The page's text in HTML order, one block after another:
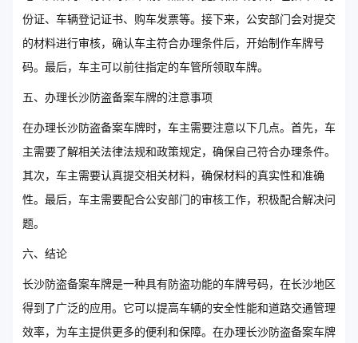
份证、车辆登记证书、购车发票等。接下来，公安部门会对提交
的材料进行审核，确认车主符合办理条件后，开始制作车牌号
码。最后，车主可以前往指定的车管所领取车牌。
五、办理长沙防盗备案车牌的注意事项
在办理长沙防盗备案车牌时，车主需要注意以下几点。首先，车
主需要了解相关法律法规和政策规定，确保自己符合办理条件。
其次，车主需要认真提交相关材料，确保材料的真实性和准确
性。最后，车主需要配合公安部门的审核工作，积极配合解决问
题。
六、结论
长沙防盗备案车牌是一种具有防盗功能的车牌号码，在长沙地区
得到了广泛的应用。它可以提高车辆的安全性能和道路交通管理
效率，为车主提供更多的便利和保障。在办理长沙防盗备案车牌